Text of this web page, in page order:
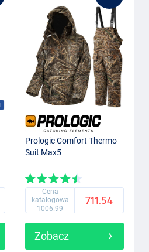
Prologic Comfort Thermo
Suit Max5
Cena
katalogowa
1006.99
711.54
Zobacz